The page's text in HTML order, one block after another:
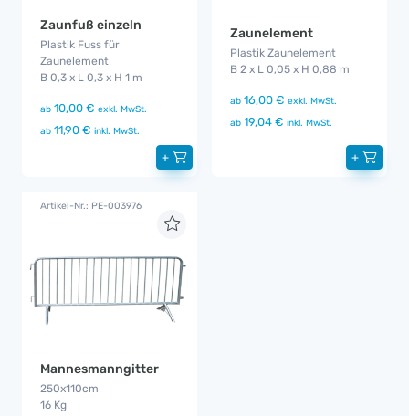
Zaunfuß einzeln
Plastik Fuss für
Zaunelement
B 0,3 x L 0,3 x H 1 m
ab 10,00 € exkl. MwSt.
ab 11,90 € inkl. MwSt.
+
Zaunelement
Plastik Zaunelement
B 2 x L 0,05 x H 0,88 m
ab 16,00 € exkl. MwSt.
ab 19,04 € inkl. MwSt.
+
Artikel-Nr.: PE-003976
Mannesmanngitter
250x110cm
16 Kg